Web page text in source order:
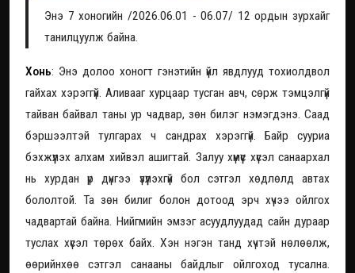
Энэ 7 хоногийн /2026.06.01 - 06.07/ 12 ордын зурхайг
танилцуулж байна.
Хонь: Энэ долоо хоногт гэнэтийн үйл явдлууд тохиолдвол
гайхах хэрэггүй. Аливааг хурцаар тусган авч, сөрж тэмцэлгүй
тайван байвал таны ур чадвар, зөн билэг нэмэгдэнэ. Саад
бэршээлтэй тулгарах ч сандрах хэрэггүй. Байр сууриа
бэхжүүлэх алхам хийвэл ашигтай. Залуу хүмүүс хүсэл санаархал
нь хурдан үр дүнгээ үзүүлэхгүй бол сэтгэл хөдлөлд автах
бололтой. Та зөн билиг болон дотоод эрч хүчээ ойлгох
чадвартай байна. Нийгмийн эмзэг асуудлуудад сайн дураар
туслах хүсэл төрөх байх. Хэн нэгэн танд хүчтэй нөлөөлж,
өөрийнхөө сэтгэл санааны байдлыг ойлгоход тусална.